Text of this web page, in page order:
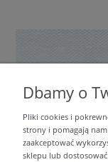
Dbamy o
Pliki cookies i
strony i pomagają
zaakceptować
sklepu lub